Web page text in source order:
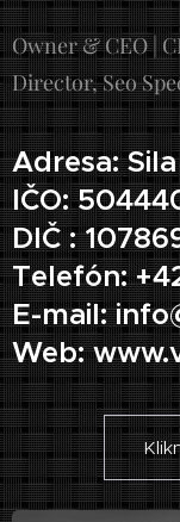
Owner & CEO |
Director, Seo
Adresa:
IČO:
DIČ :
Telefón:
E-mail:
Web: